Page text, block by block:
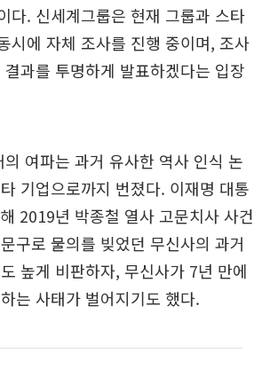
다. 신세계그룹은 현재 그룹과 스타
시에 자체 조사를 진행 중이며, 조사
과를 투명하게 발표하겠다는 입장
여파는 과거 유사한 역사 인식 논
기업으로까지 번졌다. 이재명 대통
2019년 박종철 열사 고문치사 사건
구로 물의를 빚었던 무신사의 과거
높게 비판하자, 무신사가 7년 만에
는 사태가 벌어지기도 했다.